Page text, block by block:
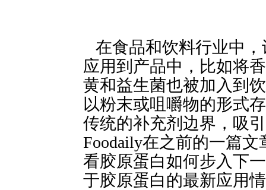
在食品和饮料行业中
应用到产品中，比如将
黄和益生菌也被加入到
以粉末或咀嚼物的形式
传统的补充剂边界，吸引
Foodaily在之前的一篇
看胶原蛋白如何步入下一
于胶原蛋白的最新应用